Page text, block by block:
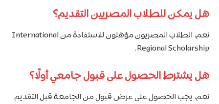
هل يمكن للطلاب المصريين التقديم؟
نعم، الطلاب المصريون مؤهلون للاستفادة من International
Regional Scholarship.
هل يشترط الحصول على قبول جامعي أولًا؟
نعم، يجب الحصول على عرض قبول من الجامعة قبل التقديم